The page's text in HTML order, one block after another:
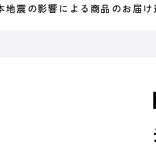
震の影響による商品のお届け